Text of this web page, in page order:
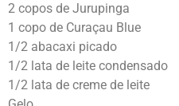
2 copos de Jurupinga
1 copo de Curaçau Blue
1/2 abacaxi picado
1/2 lata de leite condensado
1/2 lata de creme de leite